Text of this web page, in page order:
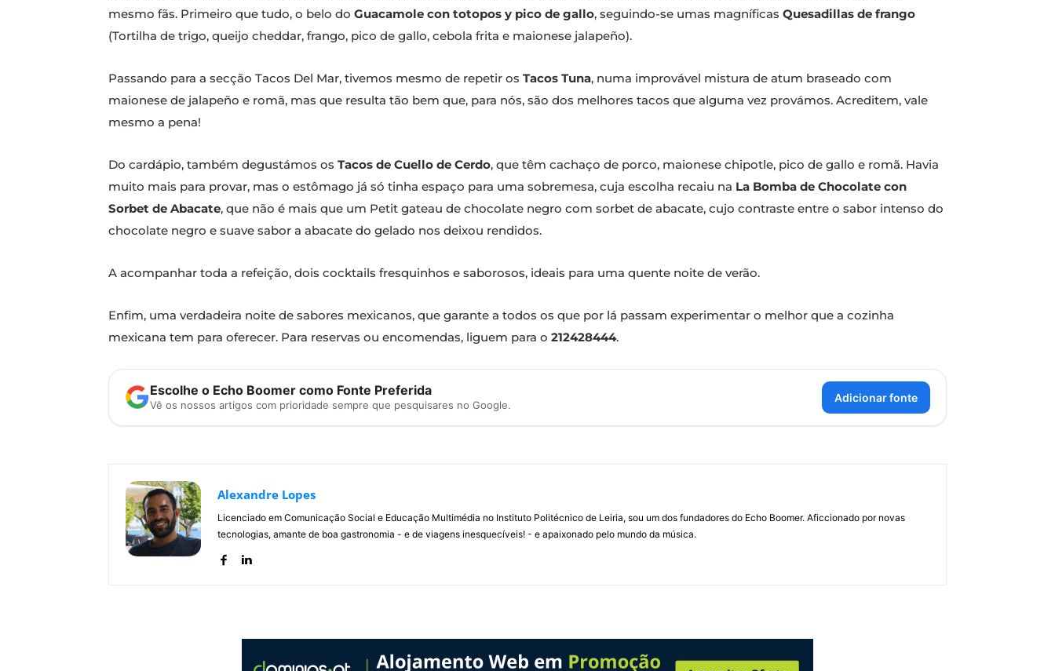
mesmo fãs. Primeiro que tudo, o belo do Guacamole con totopos y pico de gallo, seguindo-se umas magníficas Quesadillas de frango
(Tortilha de trigo, queijo cheddar, frango, pico de gallo, cebola frita e maionese jalapeño).
Passando para a secção Tacos Del Mar, tivemos mesmo de repetir os Tacos Tuna, numa improvável mistura de atum braseado com
maionese de jalapeño e romã, mas que resulta tão bem que, para nós, são dos melhores tacos que alguma vez provámos. Acreditem, vale
mesmo a pena!
Do cardápio, também degustámos os Tacos de Cuello de Cerdo, que têm cachaço de porco, maionese chipotle, pico de gallo e romã. Havia
muito mais para provar, mas o estômago já só tinha espaço para uma sobremesa, cuja escolha recaiu na La Bomba de Chocolate con
Sorbet de Abacate, que não é mais que um Petit gateau de chocolate negro com sorbet de abacate, cujo contraste entre o sabor intenso do
chocolate negro e suave sabor a abacate do gelado nos deixou rendidos.
A acompanhar toda a refeição, dois cocktails fresquinhos e saborosos, ideais para uma quente noite de verão.
Enfim, uma verdadeira noite de sabores mexicanos, que garante a todos os que por lá passam experimentar o melhor que a cozinha
mexicana tem para oferecer. Para reservas ou encomendas, liguem para o 212428444.
Escolhe o Echo Boomer como Fonte Preferida
Vê os nossos artigos com prioridade sempre que pesquisares no Google.
Adicionar fonte
Alexandre Lopes
Licenciado em Comunicação Social e Educação Multimédia no Instituto Politécnico de Leiria, sou um dos fundadores do Echo Boomer. Aficcionado por novas
tecnologias, amante de boa gastronomia - e de viagens inesquecíveis! - e apaixonado pelo mundo da música.